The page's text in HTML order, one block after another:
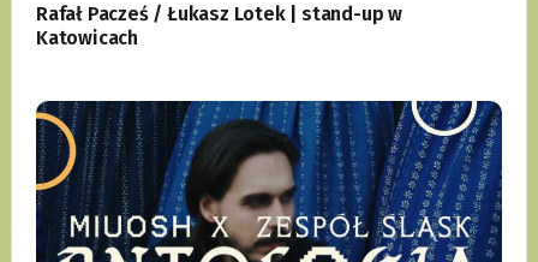
Rafał Pacześ / Łukasz Lotek | stand-up w
Katowicach